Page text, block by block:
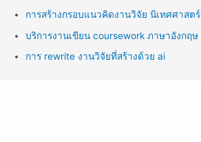
การสร้างกรอบแนวคิดงานวิจัย นิเทศศาสตร์
บริการงานเขียน coursework ภาษาอังกฤษ
การ rewrite งานวิจัยที่สร้างด้วย ai